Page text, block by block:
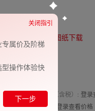
图纸下载
单价（含税）: 登录
总价:
登录查看价格
属价及阶梯
操作体验快
关闭指引
下一步